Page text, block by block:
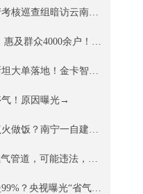
发放退费凭证，相关燃气
理退费，以现金和转账形
累计退费4.56万元。截至
88.45万元，惠及群众4000
亚能源数字化赛道的标志
触目惊心！中央安全生产考核巡查组暗访云南：液化气瓶装供应站违规超量存储4倍以上
清退违规收费88.45万元，惠及群众4000余户！德阳市举行燃气纠治惠民退费集中发放仪式
超13亿元人民币哈萨克斯坦大单落地！金卡智能国际化战略迎来关键突破
气！原因曝光→
燃气泄漏没察觉，贸然点火做饭？南宁一自建房发生爆燃，一男子被烧伤！日常用气记住8要8不要
@燃气用户：擅自改动燃气管道，可能违法，甚至触犯刑法！
一块磁铁能让燃气表变慢99%？央视曝光“省气神器”骗局真相